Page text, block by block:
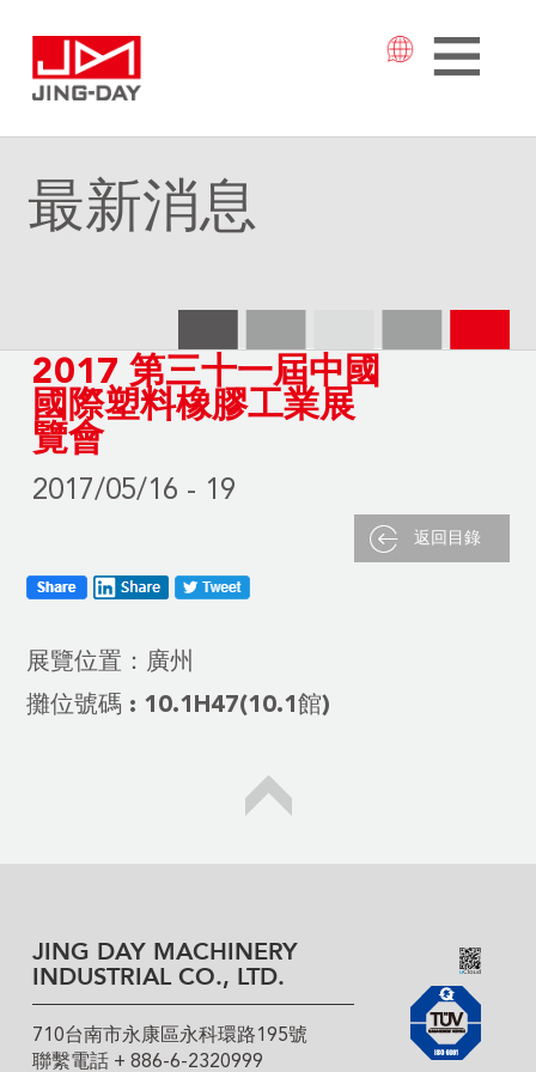
最新消息
2017 第三十一屆中國
國際塑料橡膠工業展
覽會
2017/05/16 - 19
返回目錄
展覽位置：廣州
攤位號碼 : 10.1H47(10.1館)
JING DAY MACHINERY
INDUSTRIAL CO., LTD.
710台南市永康區永科環路195號
聯繫電話 + 886-6-2320999